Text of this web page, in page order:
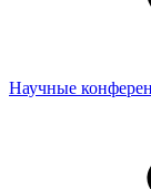
Научные